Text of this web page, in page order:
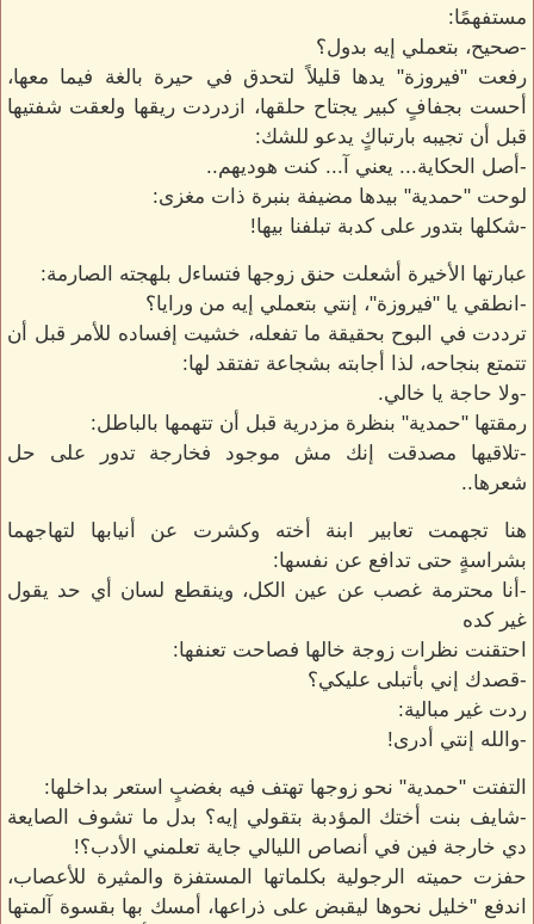
مستفهمًا:
-صحيح، بتعملي إيه بدول؟
رفعت "فيروزة" يدها قليلاً لتحدق في حيرة بالغة فيما معها،
أحست بجفافٍ كبير يجتاح حلقها، ازدردت ريقها ولعقت شفتيها
قبل أن تجيبه بارتباكٍ يدعو للشك:
-أصل الحكاية... يعني آ... كنت هوديهم..
لوحت "حمدية" بيدها مضيفة بنبرة ذات مغزى:
-شكلها بتدور على كدبة تبلفنا بيها!
عبارتها الأخيرة أشعلت حنق زوجها فتساءل بلهجته الصارمة:
-انطقي يا "فيروزة"، إنتي بتعملي إيه من ورايا؟
ترددت في البوح بحقيقة ما تفعله، خشيت إفساده للأمر قبل أن
تتمتع بنجاحه، لذا أجابته بشجاعة تفتقد لها:
-ولا حاجة يا خالي.
رمقتها "حمدية" بنظرة مزدرية قبل أن تتهمها بالباطل:
-تلاقيها مصدقت إنك مش موجود فخارجة تدور على حل
شعرها..
هنا تجهمت تعابير ابنة أخته وكشرت عن أنيابها لتهاجهما
بشراسةٍ حتى تدافع عن نفسها:
-أنا محترمة غصب عن عين الكل، وينقطع لسان أي حد يقول
غير كده
احتقنت نظرات زوجة خالها فصاحت تعنفها:
-قصدك إني بأتبلى عليكي؟
ردت غير مبالية:
-والله إنتي أدرى!
التفتت "حمدية" نحو زوجها تهتف فيه بغضبٍ استعر بداخلها:
-شايف بنت أختك المؤدبة بتقولي إيه؟ بدل ما تشوف الصايعة
دي خارجة فين في أنصاص الليالي جاية تعلمني الأدب؟!
حفزت حميته الرجولية بكلماتها المستفزة والمثيرة للأعصاب،
اندفع "خليل نحوها ليقبض على ذراعها، أمسك بها بقسوة آلمتها